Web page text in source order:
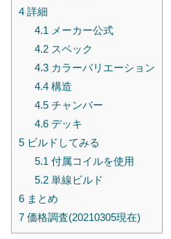
4 詳細
4.1 メーカー公式
4.2スペック
4.3カラーバリエーション
4.4構造
4.5チャンバー
4.6デッキ
5 ビルドしてみる
5.1 付属コイルを使用
5.2単線ビルド
6 まとめ
7 価格調査(20210305現在)